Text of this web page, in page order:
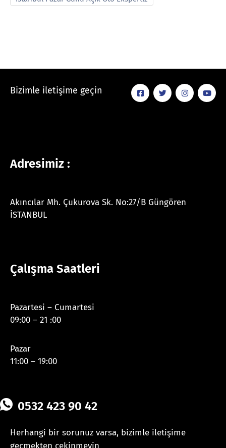
Bizimle iletişime geçin
Adresimiz :
Akıncılar Mh. Çukurova Sk. No:27/B Güngören
İSTANBUL
Çalışma Saatleri
Pazartesi – Cumartesi
09:00 – 21 :00
Pazar
11:00 – 19:00
0532 423 90 42
Herhangi bir sorunuz varsa, bizimle iletişime
geçmekten çekinmeyin